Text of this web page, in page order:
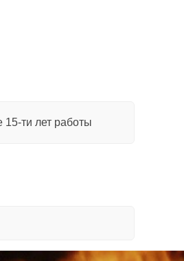
15-ти лет работы